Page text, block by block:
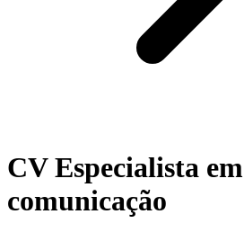
CV Especialista em
comunicação